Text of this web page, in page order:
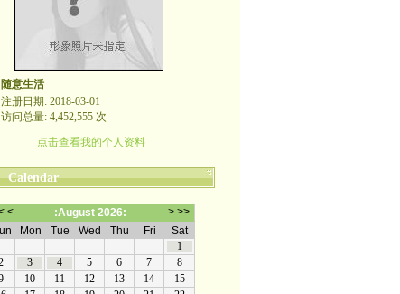
随意生活
注册日期: 2018-03-01
访问总量: 4,452,555 次
点击查看我的个人资料
Calendar